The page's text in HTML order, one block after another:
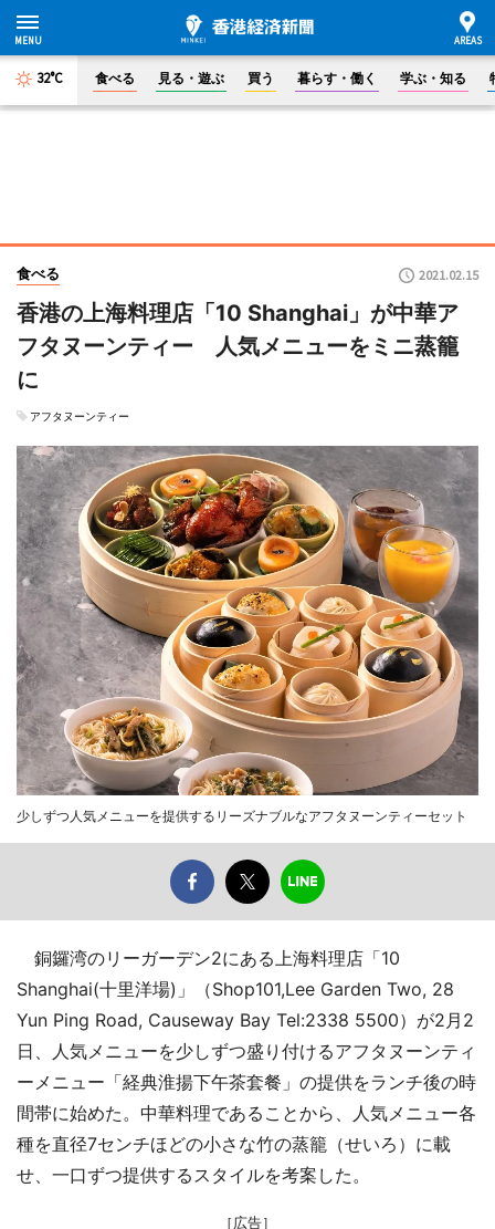
32°C 食べる 見る・遊ぶ 買う 暮らす・働く 学ぶ・知る
食べる 2021.02.15
香港の上海料理店「10 Shanghai」が中華ア
フタヌーンティー 人気メニューをミニ蒸籠
に
アフタヌーンティー
少しずつ人気メニューを提供するリーズナブルなアフタヌーンティーセット
銅鑼湾のリーガーデン2にある上海料理店「10
Shanghai(十里洋場)」（Shop101,Lee Garden Two, 28
Yun Ping Road, Causeway Bay Tel:2338 5500）が2月2
日、人気メニューを少しずつ盛り付けるアフタヌーンティ
ーメニュー「経典淮揚下午茶套餐」の提供をランチ後の時
間帯に始めた。中華料理であることから、人気メニュー各
種を直径7センチほどの小さな竹の蒸籠（せいろ）に載
せ、一口ずつ提供するスタイルを考案した。
［広告］